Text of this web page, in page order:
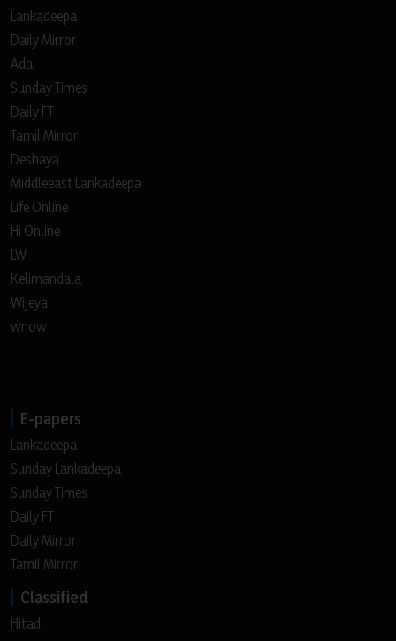
Lankadeepa
Daily Mirror
Ada
Sunday Times
Daily FT
Tamil Mirror
Deshaya
Middleeast Lankadeepa
Life Online
Hi Online
LW
Kelimandala
Wijeya
wnow
E-papers
Lankadeepa
Sunday Lankadeepa
Sunday Times
Daily FT
Daily Mirror
Tamil Mirror
Classified
Hitad